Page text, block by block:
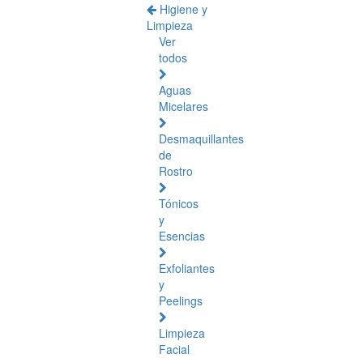
Higiene y
Limpieza
Ver
todos
Aguas
Micelares
Desmaquillantes
de
Rostro
Tónicos
y
Esencias
Exfoliantes
y
Peelings
Limpieza
Facial